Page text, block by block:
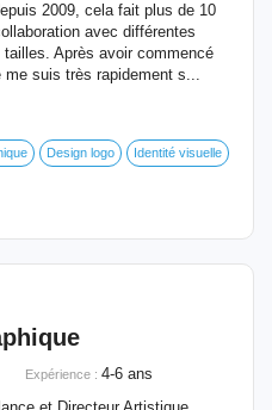
2009, cela fait plus de 10
avec différentes
Après avoir commencé
suis très rapidement s...
Design logo Identité visuelle
Expérience : 4-6 ans